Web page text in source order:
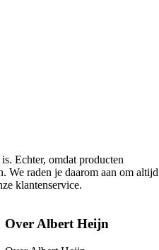
Echter, omdat producten
We raden je daarom aan om altijd
klantenservice.
Over Albert Heijn